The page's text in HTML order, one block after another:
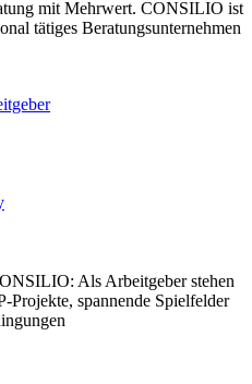
mit Mehrwert. CONSILIO ist
tätiges Beratungsunternehmen
Als Arbeitgeber stehen
Projekte, spannende Spielfelder